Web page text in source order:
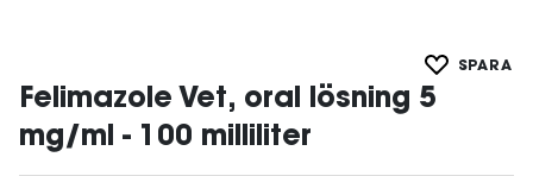
SPARA
Felimazole Vet, oral lösning 5
mg/ml - 100 milliliter